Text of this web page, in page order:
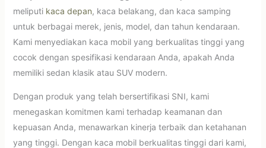
meliputi kaca depan, kaca belakang, dan kaca samping
untuk berbagai merek, jenis, model, dan tahun kendaraan.
Kami menyediakan kaca mobil yang berkualitas tinggi yang
cocok dengan spesifikasi kendaraan Anda, apakah Anda
memiliki sedan klasik atau SUV modern.
Dengan produk yang telah bersertifikasi SNI, kami
menegaskan komitmen kami terhadap keamanan dan
kepuasan Anda, menawarkan kinerja terbaik dan ketahanan
yang tinggi. Dengan kaca mobil berkualitas tinggi dari kami,